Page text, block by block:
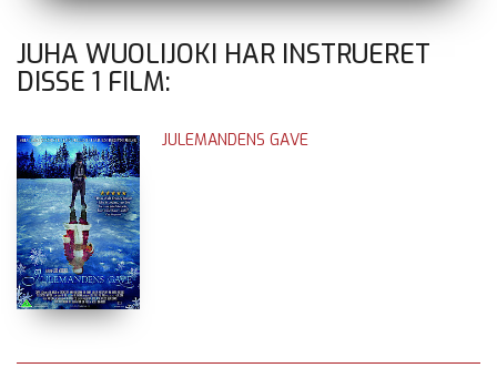
JUHA WUOLIJOKI HAR INSTRUERET
DISSE 1 FILM:
JULEMANDENS GAVE